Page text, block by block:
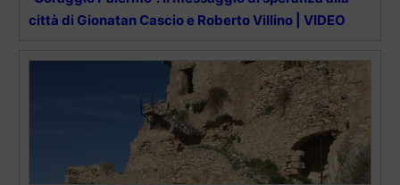
città di Gionatan Cascio e Roberto Villino | VIDEO